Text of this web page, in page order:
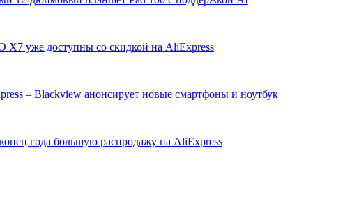
X7 уже доступны со скидкой на AliExpress
– Blackview анонсирует новые смартфоны и ноутбук
года большую распродажу на AliExpress